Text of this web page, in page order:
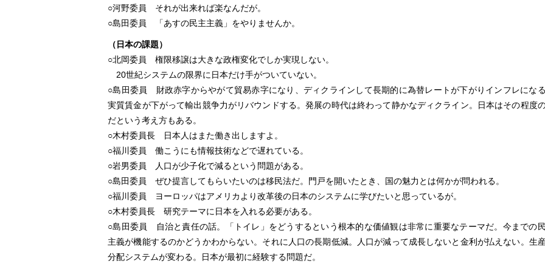
○河野委員 それが出来れば楽なんだが。
○島田委員 「あすの民主主義」をやりませんか。
（日本の課題）
○北岡委員 権限移譲は大きな政権変化でしか実現しない。
20世紀システムの限界に日本だけ手がついていない。
○島田委員 財政赤字からやがて貿易赤字になり、ディクラインして長期的に為替レートが下がりインフレになる
実質賃金が下がって輸出競争力がリバウンドする。発展の時代は終わって静かなディクライン。日本はその程度
だという考え方もある。
○木村委員長 日本人はまた働き出しますよ。
○福川委員 働こうにも情報技術などで遅れている。
○岩男委員 人口が少子化で減るという問題がある。
○島田委員 ぜひ提言してもらいたいのは移民法だ。門戸を開いたとき、国の魅力とは何かが問われる。
○福川委員 ヨーロッパはアメリカより改革後の日本のシステムに学びたいと思っているが。
○木村委員長 研究テーマに日本を入れる必要がある。
○島田委員 自治と責任の話。「トイレ」をどうするという根本的な価値観は非常に重要なテーマだ。今までの
主義が機能するのかどうかわからない。それに人口の長期低減。人口が減って成長しないと金利が払えない。生
分配システムが変わる。日本が最初に経験する問題だ。